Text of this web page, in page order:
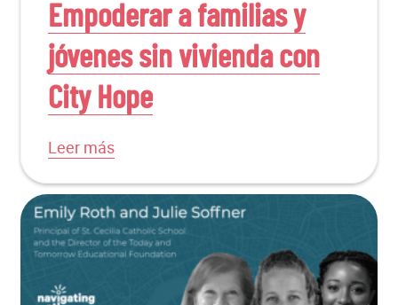
Empoderar a familias y
jóvenes sin vivienda con
City Hope
Leer más